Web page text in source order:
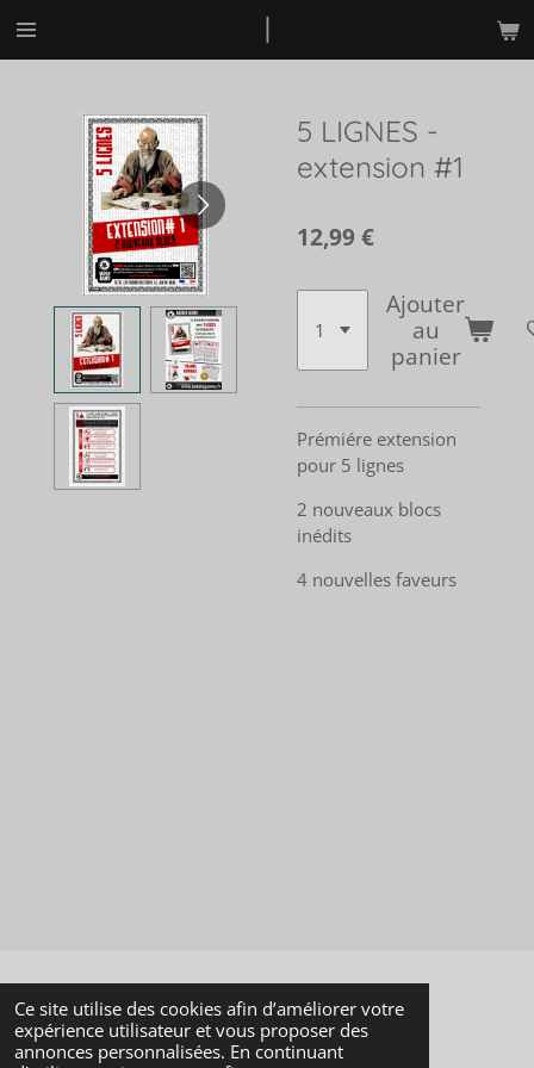
Ce site utilise des cookies afin d’améliorer votre
expérience utilisateur et vous proposer des
annonces personnalisées. En continuant
Passer
l
5 LIGNES -
extension #1
12,99 €
Ajouter
au
panier
Prémiére extension
pour 5 lignes
2 nouveaux blocs
inédits
4 nouvelles faveurs
Contact : badologames@gmail.com
© 2023 - 2026 Badolo Games